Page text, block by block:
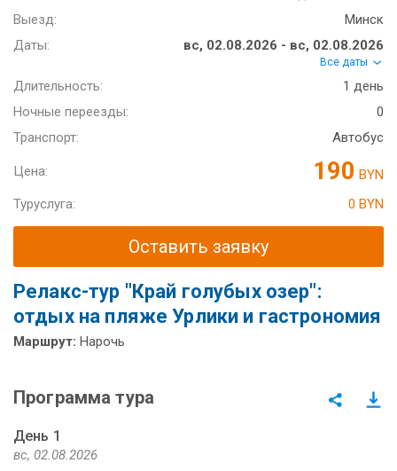
Выезд:
Минск
Даты:
вс, 02.08.2026 - вс, 02.08.2026
Все даты
Длительность:
1 день
Ночные переезды:
0
Транспорт:
Автобус
Цена: 190 BYN
Туруслуга:
0 BYN
Оставить заявку
Релакс-тур "Край голубых озер":
отдых на пляже Урлики и гастрономия
Маршрут: Нарочь
Программа тура
День 1
вс, 02.08.2026